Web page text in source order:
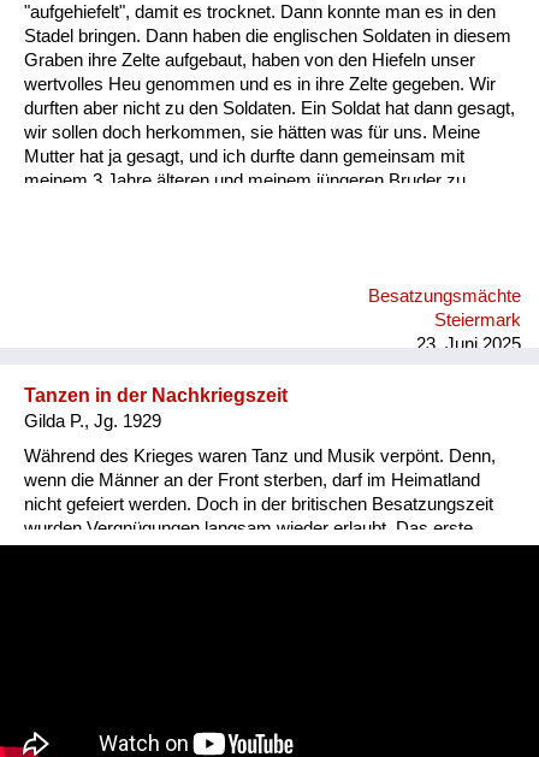
"aufgehiefelt", damit es trocknet. Dann konnte man es in den
Stadel bringen. Dann haben die englischen Soldaten in diesem
Graben ihre Zelte aufgebaut, haben von den Hiefeln unser
wertvolles Heu genommen und es in ihre Zelte gegeben. Wir
durften aber nicht zu den Soldaten. Ein Soldat hat dann gesagt,
wir sollen doch herkommen, sie hätten was für uns. Meine
Mutter hat ja gesagt, und ich durfte dann gemeinsam mit
meinem 3 Jahre älteren und meinem jüngeren Bruder zu
Besatzungsmächte
Steiermark
23. Juni 2025
Tanzen in der Nachkriegszeit
Gilda P., Jg. 1929
Während des Krieges waren Tanz und Musik verpönt. Denn,
wenn die Männer an der Front sterben, darf im Heimatland
nicht gefeiert werden. Doch in der britischen Besatzungszeit
wurden Vergnügungen langsam wieder erlaubt. Das erste